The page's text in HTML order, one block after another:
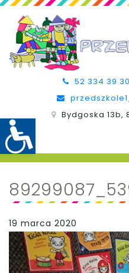
52 334 39 30
Bydgoska 13b,
19 marca 2020